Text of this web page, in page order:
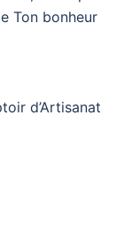
Ton bonheur
d’Artisanat